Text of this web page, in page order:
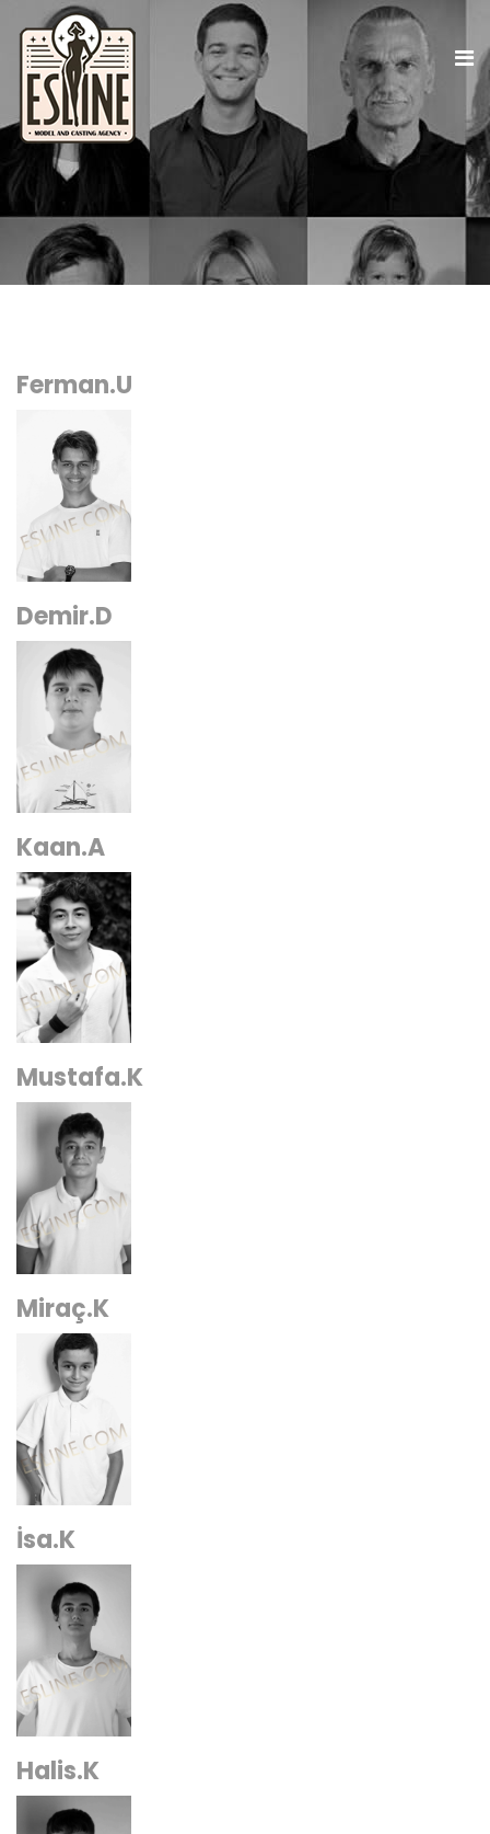
Ferman.U
Demir.D
Kaan.A
Mustafa.K
Miraç.K
İsa.K
Halis.K